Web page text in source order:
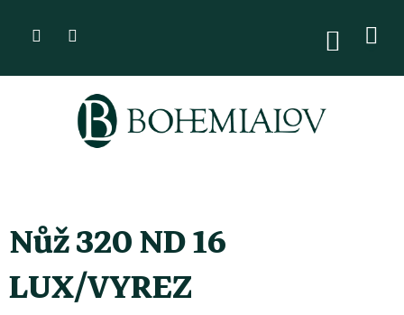
Nůž 320 ND 16
LUX/VYREZ